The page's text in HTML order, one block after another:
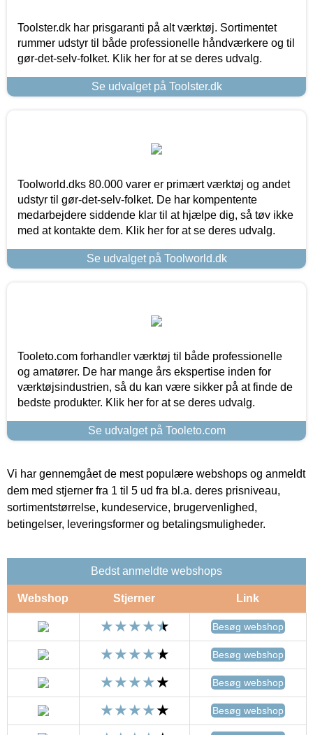
Toolster.dk har prisgaranti på alt værktøj. Sortimentet
rummer udstyr til både professionelle håndværkere og til
gør-det-selv-folket. Klik her for at se deres udvalg.
Se udvalget på Toolster.dk
Toolworld.dks 80.000 varer er primært værktøj og andet
udstyr til gør-det-selv-folket. De har kompentente
medarbejdere siddende klar til at hjælpe dig, så tøv ikke
med at kontakte dem. Klik her for at se deres udvalg.
Se udvalget på Toolworld.dk
Tooleto.com forhandler værktøj til både professionelle
og amatører. De har mange års ekspertise inden for
værktøjsindustrien, så du kan være sikker på at finde de
bedste produkter. Klik her for at se deres udvalg.
Se udvalget på Tooleto.com
Vi har gennemgået de mest populære webshops og anmeldt
dem med stjerner fra 1 til 5 ud fra bl.a. deres prisniveau,
sortimentstørrelse, kundeservice, brugervenlighed,
betingelser, leveringsformer og betalingsmuligheder.
Bedst anmeldte webshops
Webshop Stjerner Link
Besøg webshop
Besøg webshop
Besøg webshop
Besøg webshop